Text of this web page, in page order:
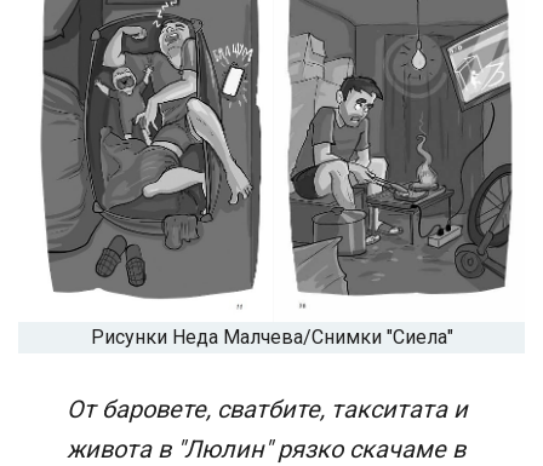
Рисунки Неда Малчева/Снимки "Сиела"
От баровете, сватбите, такситата и
живота в "Люлин" рязко скачаме в